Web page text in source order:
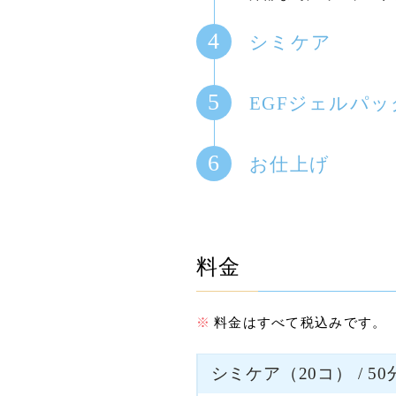
シミケア
EGFジェルパッ
お仕上げ
料金
料金はすべて税込みです。
シミケア（20コ） / 50